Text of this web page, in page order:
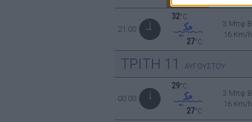
21:00
32°C
27°C
3 Μπφ B
16 Km/h
ΤΡΙΤΗ 11 ΑΥΓΟΥΣΤΟΥ
00:00
29°C
27°C
3 Μπφ B
16 Km/h